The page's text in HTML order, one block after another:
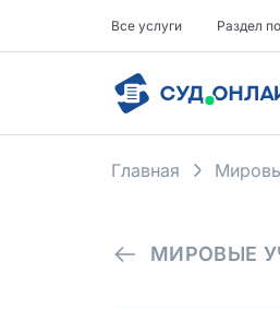
Все услуги Раздел
Главная
МИРОВЫЕ